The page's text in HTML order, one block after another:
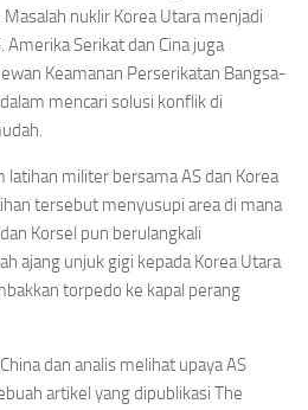
nuklir Korea Utara menjadi
Amerika Serikat dan Cina juga
Keamanan Perserikatan Bangsa-
mencari solusi konflik di
latihan militer bersama AS dan Korea
tersebut menyusupi area di mana
Korsel pun berulangkali
ajang unjuk gigi kepada Korea Utara
torpedo ke kapal perang
dan analis melihat upaya AS
artikel yang dipublikasi The